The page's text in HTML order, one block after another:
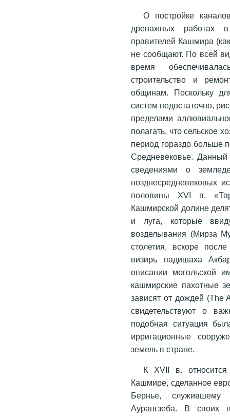
О постройке
дренажных работах
правителей Кашмира
не сообщают. По всей
время
строительство и
общинам. Поскольку
систем недостаточно,
пределами
полагать, что сельское
период гораздо больше
Средневековье.
сведениями о
позднесредневековых
половины XVI в.
Кашмирской долине
и луга, которые
возделывания (Мирза
столетия, вскоре
визирь падишаха
описании могольской
кашмирские пахотные
зависят от дождей
свидетельствуют о
подобная ситуация
ирригационные
земель в стране.
К XVII в.
Кашмире, сделанное
Бернье, служившему
Аурангзеба. В своих